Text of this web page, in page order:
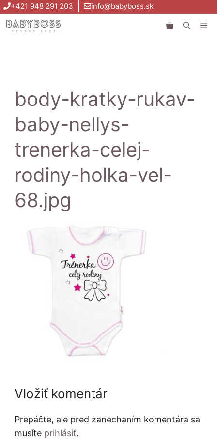
Preskočiť
na
obsah
+421 948 291 203 info@babyboss.sk
body-kratky-rukav-
baby-nellys-
trenerka-celej-
rodiny-holka-vel-
68.jpg
Vložiť komentár
Prepáčte, ale pred zanechaním komentára sa
musíte prihlásiť.